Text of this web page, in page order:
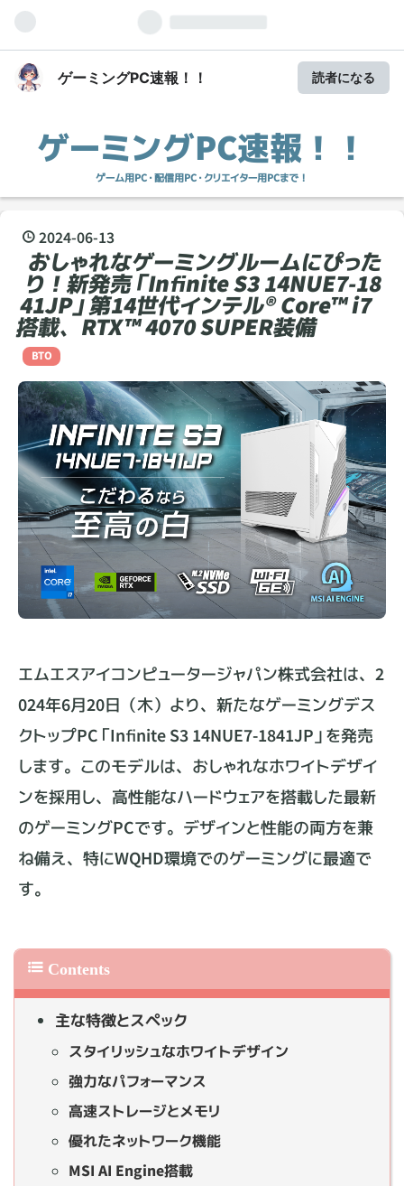
ゲーミングPC速報！！ 読者になる
ゲーミングPC速報！！
ゲーム用PC・配信用PC・クリエイター用PCまで！
2024-06-13
おしゃれなゲーミングルームにぴった
り！新発売「Infinite S3 14NUE7-18
41JP」第14世代インテル® Core™ i7
搭載、RTX™ 4070 SUPER装備
BTO
エムエスアイコンピュータージャパン株式会社は、2
024年6月20日（木）より、新たなゲーミングデス
クトップPC「Infinite S3 14NUE7-1841JP」を発売
します。このモデルは、おしゃれなホワイトデザイ
ンを採用し、高性能なハードウェアを搭載した最新
のゲーミングPCです。デザインと性能の両方を兼
ね備え、特にWQHD環境でのゲーミングに最適で
す。
主な特徴とスペック
スタイリッシュなホワイトデザイン
強力なパフォーマンス
高速ストレージとメモリ
優れたネットワーク機能
MSI AI Engine搭載